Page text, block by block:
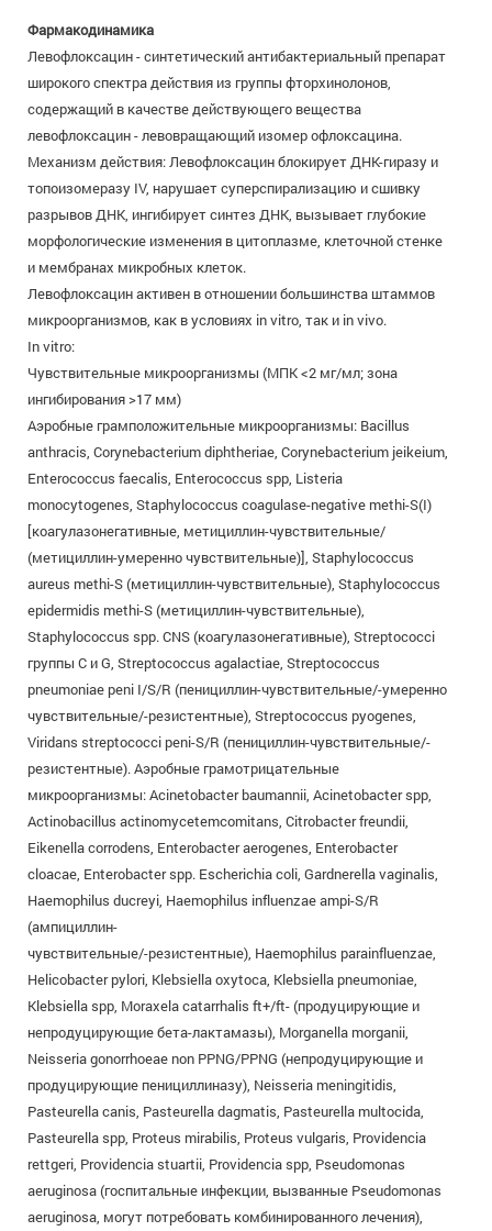
Фармакодинамика
Левофлоксацин - синтетический антибактериальный препарат
широкого спектра действия из группы фторхинолонов,
содержащий в качестве действующего вещества
левофлоксацин - левовращающий изомер офлоксацина.
Механизм действия: Левофлоксацин блокирует ДНК-гиразу и
топоизомеразу IV, нарушает суперспирализацию и сшивку
разрывов ДНК, ингибирует синтез ДНК, вызывает глубокие
морфологические изменения в цитоплазме, клеточной стенке
и мембранах микробных клеток.
Левофлоксацин активен в отношении большинства штаммов
микроорганизмов, как в условиях in vitro, так и in vivo.
In vitro:
Чувствительные микроорганизмы (МПК <2 мг/мл; зона
ингибирования >17 мм)
Аэробные грамположительные микроорганизмы: Bacillus
anthracis, Corynebacterium diphtheriae, Corynebacterium jeikeium,
Enterococcus faecalis, Enterococcus spp, Listeria
monocytogenes, Staphylococcus coagulase-negative methi-S(I)
[коагулазонегативные, метициллин-чувствительные/
(метициллин-умеренно чувствительные)], Staphylococcus
aureus methi-S (метициллин-чувствительные), Staphylococcus
epidermidis methi-S (метициллин-чувствительные),
Staphylococcus spp. CNS (коагулазонегативные), Streptococci
группы С и G, Streptococcus agalactiae, Streptococcus
pneumoniae peni I/S/R (пенициллин-чувствительные/-умеренно
чувствительные/-резистентные), Streptococcus pyogenes,
Viridans streptococci peni-S/R (пенициллин-чувствительные/-
резистентные). Аэробные грамотрицательные
микроорганизмы: Acinetobacter baumannii, Acinetobacter spp,
Actinobacillus actinomycetemcomitans, Citrobacter freundii,
Eikenella corrodens, Enterobacter aerogenes, Enterobacter
cloacae, Enterobacter spp. Escherichia coli, Gardnerella vaginalis,
Haemophilus ducreyi, Haemophilus influenzae ampi-S/R
(ампициллин-
чувствительные/-резистентные), Haemophilus parainfluenzae,
Helicobacter pylori, Klebsiella oxytoca, Klebsiella pneumoniae,
Klebsiella spp, Moraxela catarrhalis ft+/ft- (продуцирующие и
непродуцирующие бета-лактамазы), Morganella morganii,
Neisseria gonorrhoeae non PPNG/PPNG (непродуцирующие и
продуцирующие пенициллиназу), Neisseria meningitidis,
Pasteurella canis, Pasteurella dagmatis, Pasteurella multocida,
Pasteurella spp, Proteus mirabilis, Proteus vulgaris, Providencia
rettgeri, Providencia stuartii, Providencia spp, Pseudomonas
aeruginosa (госпитальные инфекции, вызванные Pseudomonas
aeruginosa, могут потребовать комбинированного лечения),